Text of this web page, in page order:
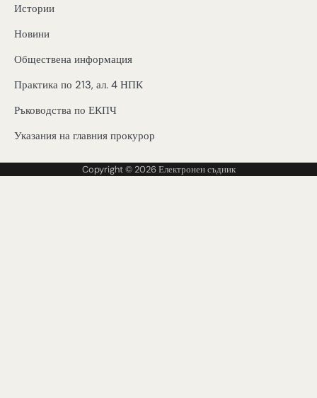
Истории
Новини
Обществена информация
Практика по 213, ал. 4 НПК
Ръководства по ЕКПЧ
Указания на главния прокурор
Copyright © 2026Електронен съдник